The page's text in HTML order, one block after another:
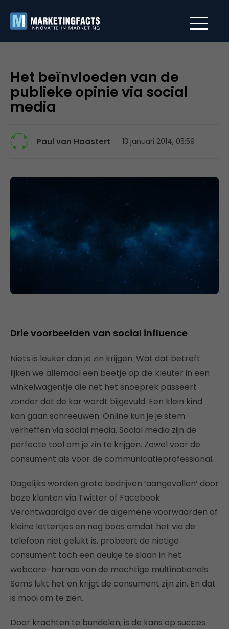
Het beïnvloeden van de
publieke opinie via social
media
Paul van Haastert 13 januari 2014, 05:59
Drie voorbeelden van social influence
Niets is leuker dan je zin krijgen. Wat dat betreft
lijken we allemaal een beetje op die kleuter in een
winkelwagentje die net het snoeprek passeert
zonder dat de kar wordt bijgevuld. Een klein kind
kan gaan schreeuwen. Online kun je je stem
verheffen via social media. Social media zijn de
perfecte tool om je zin te krijgen. Zowel voor de
consument als voor de communicatieprofessional.
Dagelijks worden grote bedrijven ‘aangevallen’ door
boze klanten via Twitter of Facebook.
Verontwaardigd over de algemene voorwaarden of
kleine lettertjes en nog boos omdat het via de
telefoon niet gelukt is, probeert de nietige
consument toch een deukje te slaan in het
webcare-harnas van de machtige multinationals.
Soms lukt het en krijgt de consument zijn zin. En dat
is mooi om te zien.
Door krachten te bundelen, is de kans op succes